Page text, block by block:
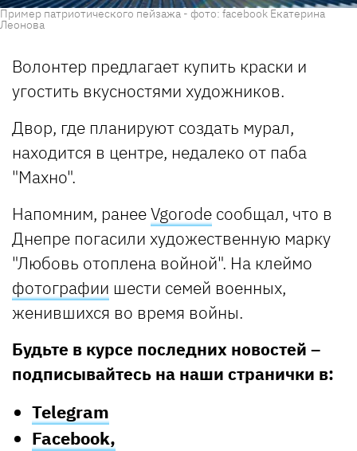
Пример патриотического пейзажа - фото: facebook Екатерина
Леонова
Волонтер предлагает купить краски и
угостить вкусностями художников.
Двор, где планируют создать мурал,
находится в центре, недалеко от паба
"Махно".
Напомним, ранееVgorode сообщал, что в
Днепре погасили художественную марку
"Любовь отоплена войной". На клеймо
фотографии шести семей военных,
женившихся во время войны.
Будьте в курсе последних новостей –
подписывайтесь на наши странички в:
Telegram
Facebook,